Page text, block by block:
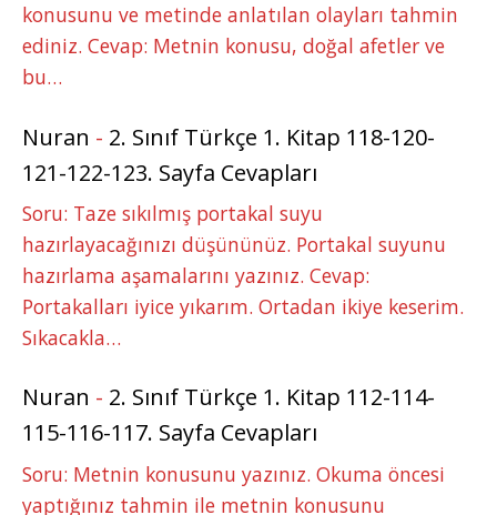
konusunu ve metinde anlatılan olayları tahmin
ediniz. Cevap: Metnin konusu, doğal afetler ve
bu…
Nuran - 2. Sınıf Türkçe 1. Kitap 118-120-
121-122-123. Sayfa Cevapları
Soru: Taze sıkılmış portakal suyu
hazırlayacağınızı düşününüz. Portakal suyunu
hazırlama aşamalarını yazınız. Cevap:
Portakalları iyice yıkarım. Ortadan ikiye keserim.
Sıkacakla…
Nuran - 2. Sınıf Türkçe 1. Kitap 112-114-
115-116-117. Sayfa Cevapları
Soru: Metnin konusunu yazınız. Okuma öncesi
yaptığınız tahmin ile metnin konusunu